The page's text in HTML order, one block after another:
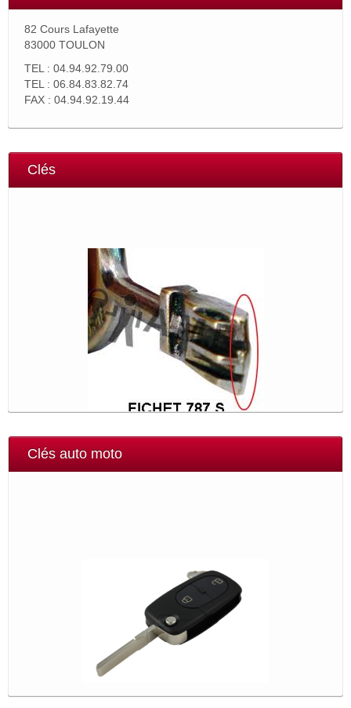
82 Cours Lafayette
83000 TOULON
TEL : 04.94.92.79.00
TEL : 06.84.83.82.74
FAX : 04.94.92.19.44
Clés
Clés auto moto